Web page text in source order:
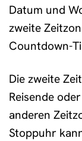
Datum und
zweite
Countdown-
Die zweite
Reisende
anderen
Stoppuhr